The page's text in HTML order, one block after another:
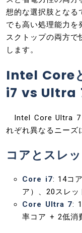
想的な選択肢となる
でも高い処理能力を
スクトップの両方で
します。
Intel Core
i7 vs Ultra
Intel Core Ultra 7
れぞれ異なるニーズ
コアとスレ
Core i7: 14コ
ア）、20スレッ
Core Ultra 7:
率コア + 2低消